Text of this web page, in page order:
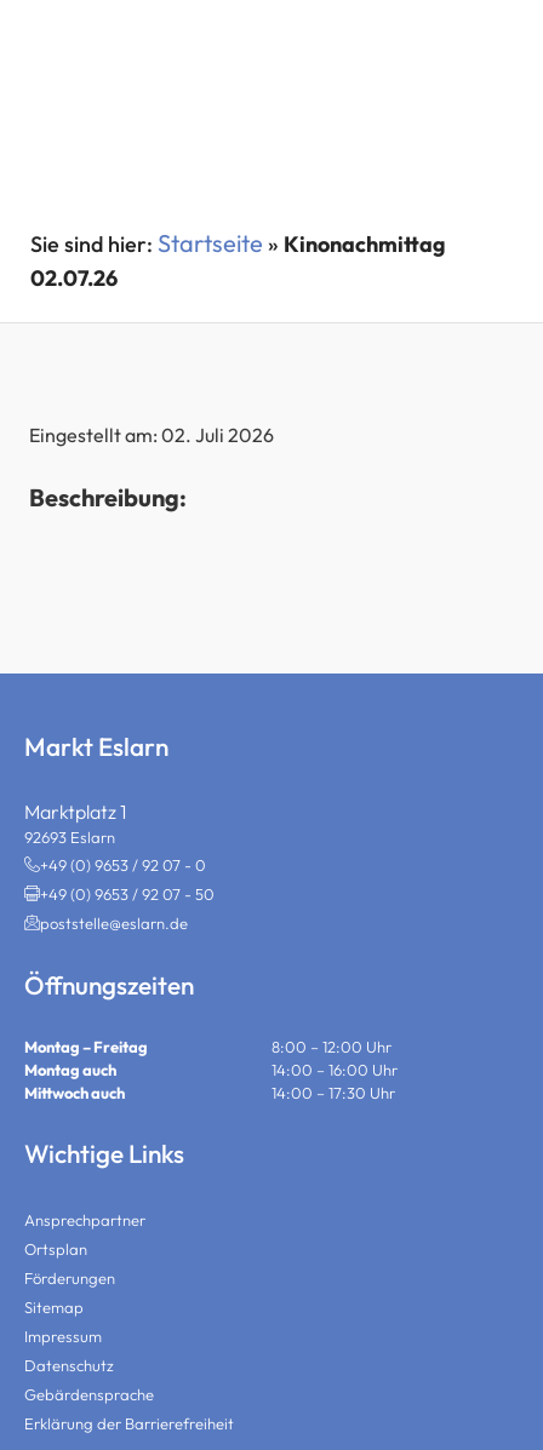
Startseite » Kinonachmittag
02.07.26
Eingestellt am: 02. Juli 2026
Beschreibung:
Markt Eslarn
Marktplatz 1
92693 Eslarn
+49 (0) 9653 / 92 07 - 0
+49 (0) 9653 / 92 07 - 50
poststelle@eslarn.de
Öffnungszeiten
Montag – Freitag
8:00 – 12:00 Uhr
Montag auch
14:00 – 16:00 Uhr
Mittwoch auch
14:00 – 17:30 Uhr
Wichtige Links
Ansprechpartner
Ortsplan
Förderungen
Sitemap
Impressum
Datenschutz
Gebärdensprache
Erklärung der Barrierefreiheit